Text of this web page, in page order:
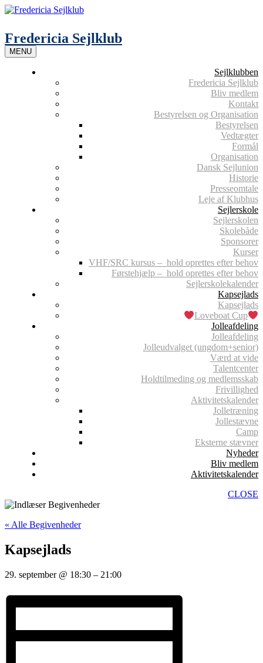
Skip
Fredericia Sejlklub
MENU
Sejlklubben
Fredericia Sejlklub
Bliv medlem
Kontakt
Bestyrelsen og Organisation
Bestyrelsen
Vedtægter
Formål
Organisation
Dansk Sejlunion
Historie
Presseomtale
Leje af Klubhus
Sejlerskole
Sejlerskolen
Skolebåde
Sponsorer
Kurser
VHF/SRC kursus – hold oprettes efter behov
Førstehjælp – hold oprettes efter behov
Sejlerskolekalender
Kapsejlads
Kapsejlads
Loveboat Cup
Jolleafdeling
Jolleafdeling
Jolleudvalget (ungdom+senior)
Værd at vide
Talentcenter
Holdtilmeding og medlemsskab
Frivillighed
Aktivitetskalender
Jolletræning
Jollestævne
Camp
Eksterne stævner
Nyheder
Bliv medlem
Aktivitetskalender
CLOSE
« Alle Begivenheder
Kapsejlads
29. september @ 18:30 – 21:00